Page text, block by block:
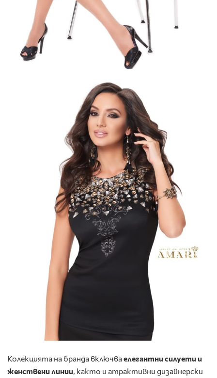
Колекцията на бранда включваелегантни силуети и
женствени линии, както и атрактивни дизайнерски